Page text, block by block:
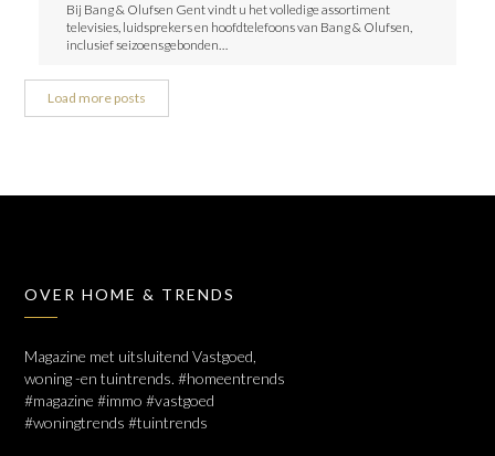
Bij Bang & Olufsen Gent vindt u het volledige assortiment
televisies, luidsprekers en hoofdtelefoons van Bang & Olufsen,
inclusief seizoensgebonden…
Load more posts
OVER HOME & TRENDS
Magazine met uitsluitend Vastgoed,
woning -en tuintrends. #homeentrends
#magazine #immo #vastgoed
#woningtrends #tuintrends